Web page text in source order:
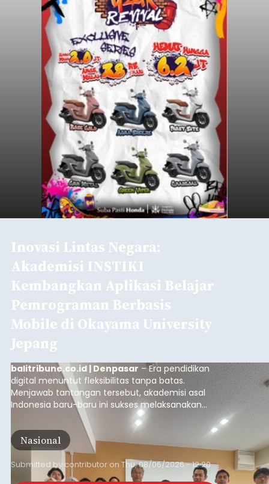
Inovasi Lintas Negara:
Akademisi INSTIKI
Kembangkan Aplikasi Belajar
Pemrograman Berbasis
Mobile di Okayama University
Jepang
balitribune.co.id | Denpasar – Era pendidikan
digital menuntut fleksibilitas tanpa batas.
Menjawab tantangan tersebut, akademisi asal
Indonesia baru-baru ini sukses melaksanakan
program Pengabdian Kepada Masyarakat (PKM)
skala internasional di Distributed Systems
Laboratory, Okayama University, Jepang.
Nasional
Submitted by contributor on Thu, 08/06/2026 - 12:20